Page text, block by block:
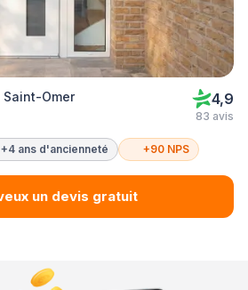
Saint-Omer 4,9
83 avis
+4 ans d'ancienneté +90 NPS
un devis gratuit